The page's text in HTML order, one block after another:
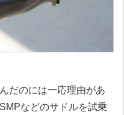
だのには一応理由があ
などのサドルを試乗